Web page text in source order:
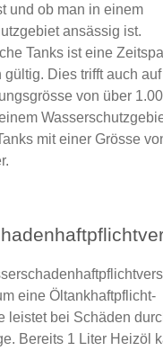
und ob man in einem
ansässig ist.
Tanks ist eine
gültig. Dies trifft auch
von über
mit einer Grösse
eine Öltankhaftpflicht-
leistet bei Schäden
Bereits 1 Liter Heizöl